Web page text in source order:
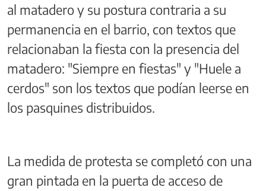
al matadero y su postura contraria a su
permanencia en el barrio, con textos que
relacionaban la fiesta con la presencia del
matadero: "Siempre en fiestas" y "Huele a
cerdos" son los textos que podían leerse en
los pasquines distribuidos.
La medida de protesta se completó con una
gran pintada en la puerta de acceso de